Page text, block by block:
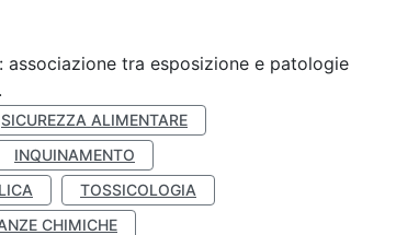
tra esposizione e patologie
SICUREZZA ALIMENTARE
INQUINAMENTO
TOSSICOLOGIA
CHIMICHE